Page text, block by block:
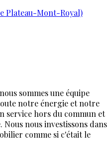
Plateau-Mont-Royal)
sommes une équipe
notre énergie et notre
service hors du commun et
nous investissons dans
comme si c'était le